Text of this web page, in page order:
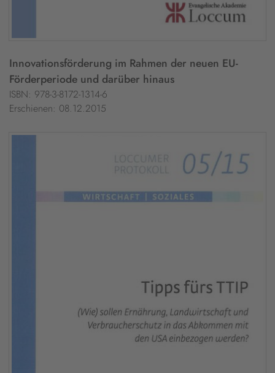
Innovationsförderung im Rahmen der neuen EU-
Förderperiode und darüber hinaus
ISBN: 978-3-8172-1314-6
Erschienen: 08.12.2015